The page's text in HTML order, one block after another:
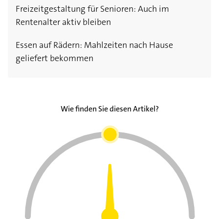
Barrierefreie Küche - So wird die alltägliche
Treppenlifte und Rollstuhlrampen
Seniorenresidenz: Gehobenes Wohnen im Alter
Tagespflege und Nachtpflege: Leistungen zu
jeder Uhrzeit
Ambulanter Pflegedienst: Regelmäßige
Versorgung zu Hause
Freizeitgestaltung für Senioren: Auch im
Rentenalter aktiv bleiben
Essen auf Rädern: Mahlzeiten nach Hause
geliefert bekommen
Wie finden Sie diesen Artikel?